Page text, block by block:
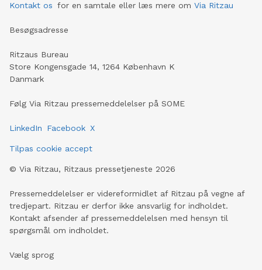
Kontakt os for en samtale eller læs mere om Via Ritzau
Besøgsadresse
Ritzaus Bureau
Store Kongensgade 14, 1264 København K
Danmark
Følg Via Ritzau pressemeddelelser på SOME
LinkedIn Facebook X
Tilpas cookie accept
© Via Ritzau, Ritzaus pressetjeneste 2026
Pressemeddelelser er videreformidlet af Ritzau på vegne af
tredjepart. Ritzau er derfor ikke ansvarlig for indholdet.
Kontakt afsender af pressemeddelelsen med hensyn til
spørgsmål om indholdet.
Vælg sprog